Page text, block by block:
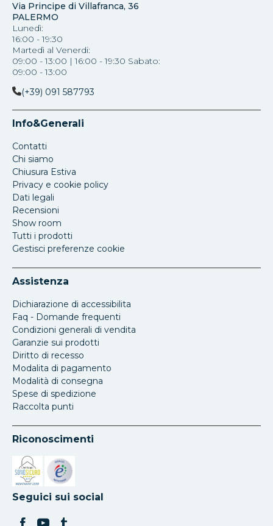
Via Principe di Villafranca, 36
PALERMO
Lunedì:
16:00 - 19:30
Martedì al Venerdi:
09:00 - 13:00 | 16:00 - 19:30 Sabato:
09:00 - 13:00
(+39) 091 587793
Info&Generali
Contatti
Chi siamo
Chiusura Estiva
Privacy e cookie policy
Dati legali
Recensioni
Show room
Tutti i prodotti
Gestisci preferenze cookie
Assistenza
Dichiarazione di accessibilita
Faq - Domande frequenti
Condizioni generali di vendita
Garanzie sui prodotti
Diritto di recesso
Modalita di pagamento
Modalità di consegna
Spese di spedizione
Raccolta punti
Riconoscimenti
Si apre in una nuova scheda
Si apre in una nuova scheda
Seguici sui social